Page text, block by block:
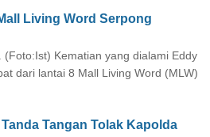
Living Word Serpong
(Foto:Ist) Kematian yang dialami Eddy
dari lantai 8 Mall Living Word (MLW)
Tangan Tolak Kapolda